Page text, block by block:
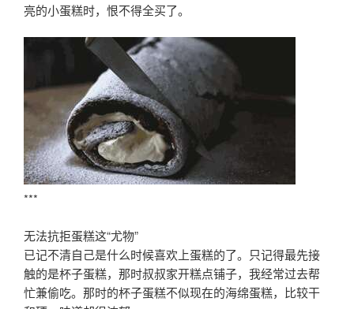
亮的小蛋糕时，恨不得全买了。
***
无法抗拒蛋糕这“尤物”
已记不清自己是什么时候喜欢上蛋糕的了。只记得最先接
触的是杯子蛋糕，那时叔叔家开糕点铺子，我经常过去帮
忙兼偷吃。那时的杯子蛋糕不似现在的海绵蛋糕，比较干